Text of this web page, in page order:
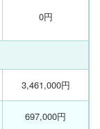
0円
3,461,000円
697,000円